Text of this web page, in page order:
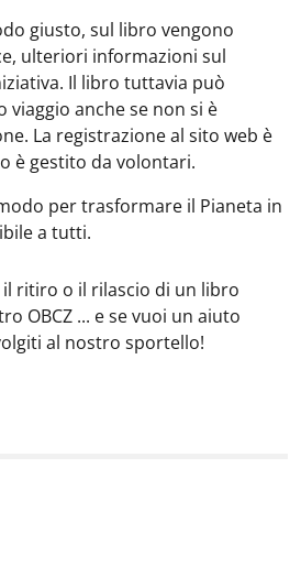
giusto, sul libro vengono
ulteriori informazioni sul
Il libro tuttavia può
anche se non si è
La registrazione al sito web è
è gestito da volontari.
per trasformare il Pianeta in
a tutti.
ritiro o il rilascio di un libro
OBCZ ... e se vuoi un aiuto
al nostro sportello!